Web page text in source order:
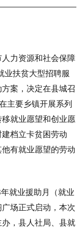
力资源和社会保障
业扶贫大型招聘服
案，决定在县城召
主要乡镇开展系列
就业愿望和创业愿
档立卡贫困劳动
有就业愿望的劳动
就业援助月（就业
场正式启动，本次
，县人社局、县就